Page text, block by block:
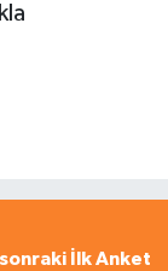
İlk Anket